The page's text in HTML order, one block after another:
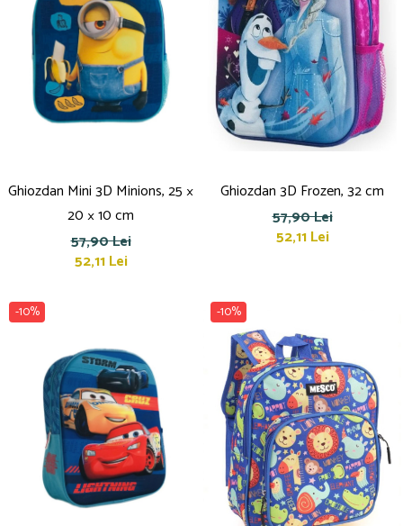
Ghiozdan Mini 3D Minions, 25 ×
20 × 10 cm
57,90 Lei
52,11 Lei
Ghiozdan 3D Frozen, 32 cm
57,90 Lei
52,11 Lei
-10% -10%